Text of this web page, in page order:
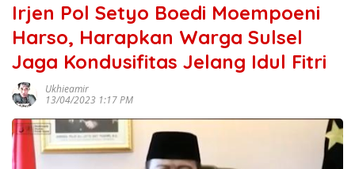
Irjen Pol Setyo Boedi Moempoeni
Harso, Harapkan Warga Sulsel
Jaga Kondusifitas Jelang Idul Fitri
Ukhieamir
13/04/2023 1:17 PM